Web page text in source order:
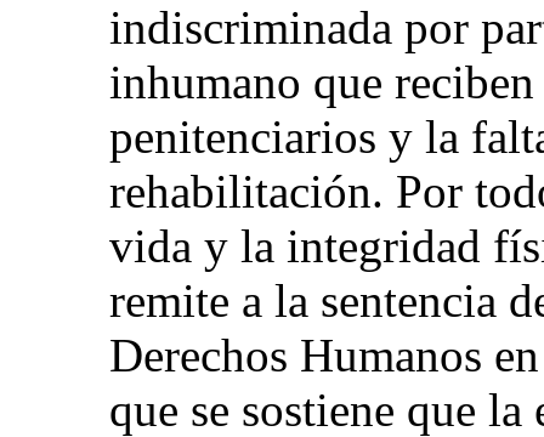
indiscriminada por
inhumano que
penitenciarios y la
rehabilitación. Por
vida y la integridad
remite a la sentencia
Derechos Humanos
que se sostiene que